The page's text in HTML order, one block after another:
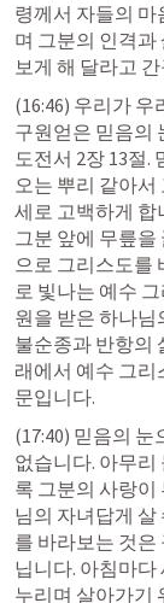
령께서 자들의
며 그분의 인격과
보게 해 달라고
(16:46) 우리가
구원얻은 믿음의
도전서 2장 13절.
오는 뿌리 같아서
세로 고백하게 합
그분 앞에 무릎을
으로 그리스도를
로 빛나는 예수
원을 받은 하나님
불순종과 반항의
래에서 예수 그
문입니다.
(17:40) 믿음의
없습니다. 아무
록 그분의 사랑
님의 자녀답게 살
를 바라보는 것은
닙니다. 아침마다
누리며 살아가기